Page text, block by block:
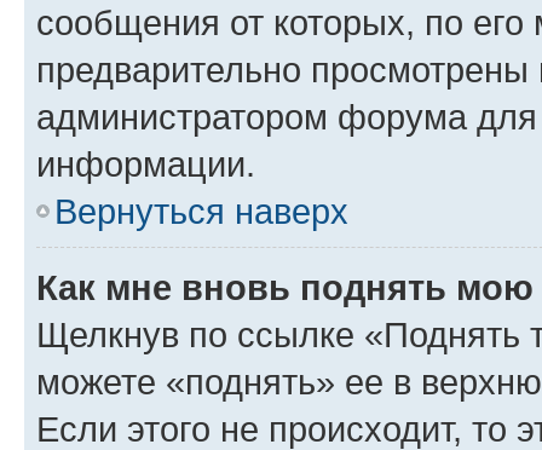
сообщения от которых, по
предварительно
администратором форума
информации.
Вернуться наверх
Как мне вновь поднять мою
Щелкнув по ссылке «Поднять
можете «поднять» ее в
Если этого не происходит, то